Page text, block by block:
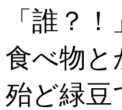
「誰？
食べ物
殆ど緑豆